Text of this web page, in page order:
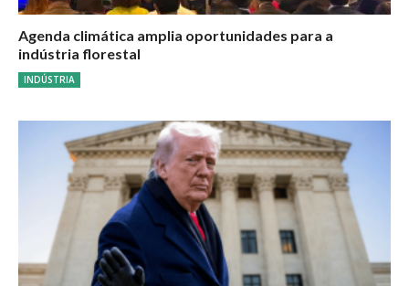
Agenda climática amplia oportunidades para a
indústria florestal
INDÚSTRIA